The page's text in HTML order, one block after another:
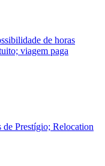
de horas
viagem paga
Prestígio; Relocation